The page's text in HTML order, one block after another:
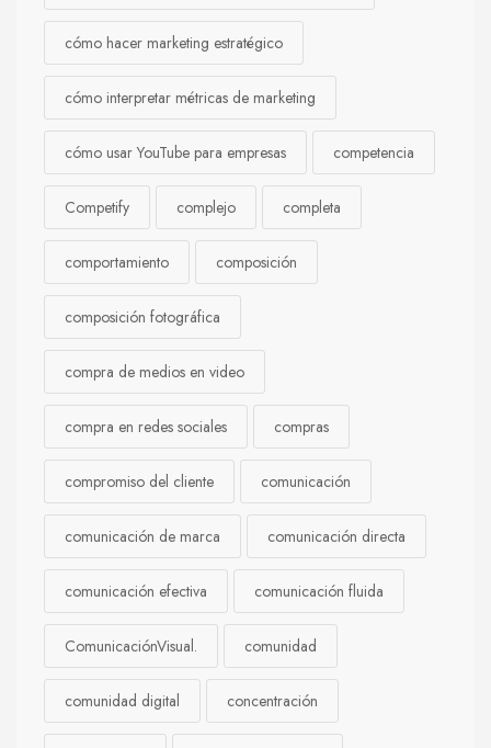
cómo hacer marketing estratégico
cómo interpretar métricas de marketing
cómo usar YouTube para empresas competencia
Competify complejo completa
comportamiento composición
composición fotográfica
compra de medios en video
compra en redes sociales compras
compromiso del cliente comunicación
comunicación de marca comunicación directa
comunicación efectiva comunicación fluida
ComunicaciónVisual. comunidad
comunidad digital concentración